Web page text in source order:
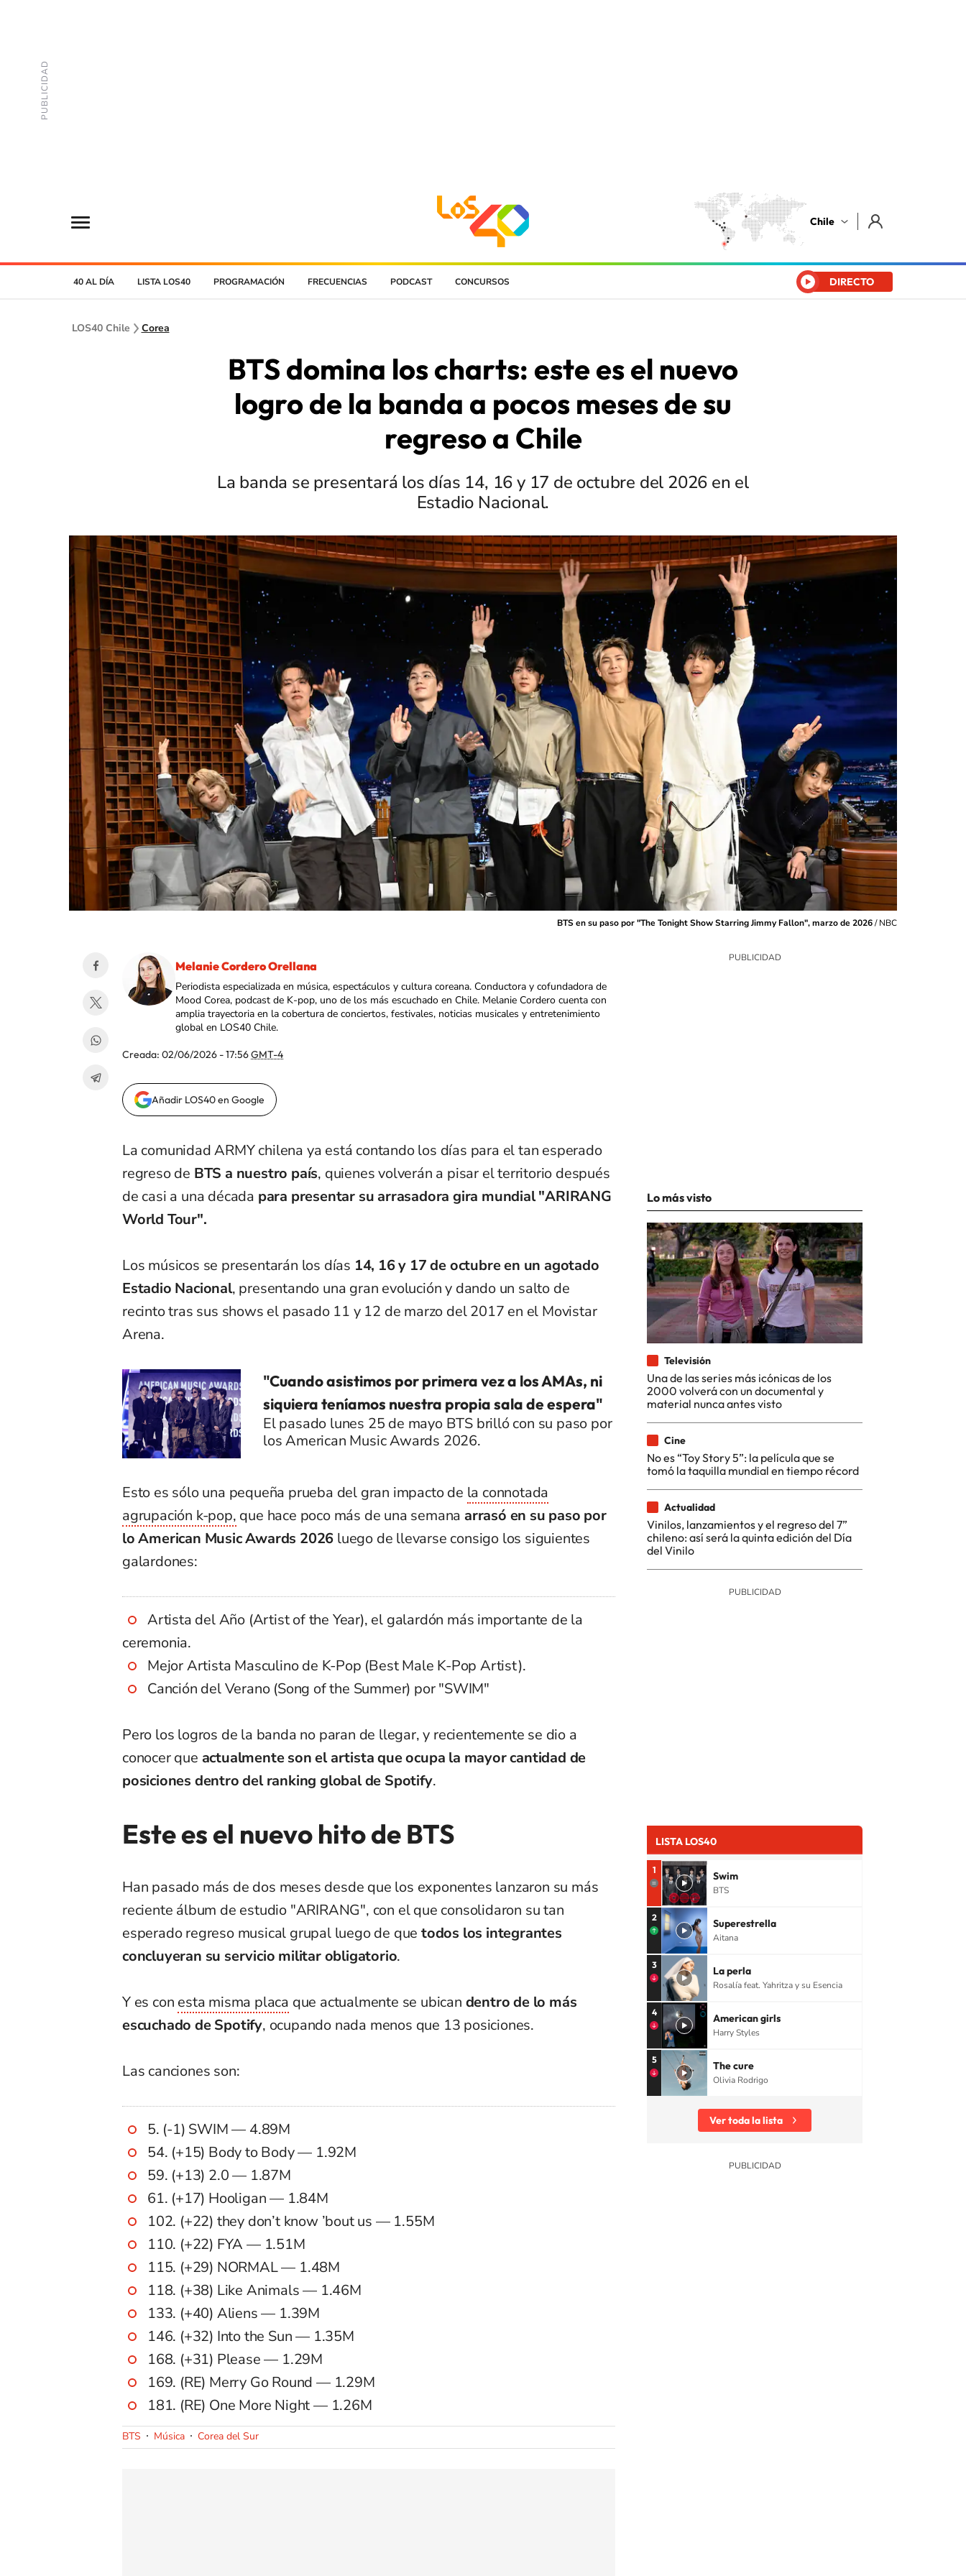
Chile
40 AL DÍA LISTA LOS40 PROGRAMACIÓN FRECUENCIAS PODCAST CONCURSOS DIRECTO
LOS40 Chile Corea
BTS domina los charts: este es el nuevo
logro de la banda a pocos meses de su
regreso a Chile
La banda se presentará los días 14, 16 y 17 de octubre del 2026 en el
Estadio Nacional.
BTS en su paso por "The Tonight Show Starring Jimmy Fallon", marzo de 2026/NBC
Melanie Cordero Orellana
Periodista especializada en música, espectáculos y cultura coreana. Conductora y cofundadora de
Mood Corea, podcast de K-pop, uno de los más escuchado en Chile. Melanie Cordero cuenta con
amplia trayectoria en la cobertura de conciertos, festivales, noticias musicales y entretenimiento
global en LOS40 Chile.
Creada: 02/06/2026 - 17:56GMT-4
Añadir LOS40 en Google
La comunidad ARMY chilena ya está contando los días para el tan esperado
regreso de BTS a nuestro país, quienes volverán a pisar el territorio después
de casi a una década para presentar su arrasadora gira mundial "ARIRANG
World Tour".
Los músicos se presentarán los días 14, 16 y 17 de octubre en un agotado
Estadio Nacional, presentando una gran evolución y dando un salto de
recinto tras sus shows el pasado 11 y 12 de marzo del 2017 en el Movistar
Arena.
"Cuando asistimos por primera vez a los AMAs, ni
siquiera teníamos nuestra propia sala de espera"
El pasado lunes 25 de mayo BTS brilló con su paso por
los American Music Awards 2026.
Esto es sólo una pequeña prueba del gran impacto de la connotada
agrupación k-pop, que hace poco más de una semana arrasó en su paso por
lo American Music Awards 2026 luego de llevarse consigo los siguientes
galardones:
Artista del Año (Artist of the Year), el galardón más importante de la
ceremonia.
Mejor Artista Masculino de K-Pop (Best Male K-Pop Artist).
Canción del Verano (Song of the Summer) por "SWIM"
Pero los logros de la banda no paran de llegar, y recientemente se dio a
conocer que actualmente son el artista que ocupa la mayor cantidad de
posiciones dentro del ranking global de Spotify.
Este es el nuevo hito de BTS
Han pasado más de dos meses desde que los exponentes lanzaron su más
reciente álbum de estudio "ARIRANG", con el que consolidaron su tan
esperado regreso musical grupal luego de que todos los integrantes
concluyeran su servicio militar obligatorio.
Y es con esta misma placa que actualmente se ubican dentro de lo más
escuchado de Spotify, ocupando nada menos que 13 posiciones.
Las canciones son:
5. (-1) SWIM — 4.89M
54. (+15) Body to Body — 1.92M
59. (+13) 2.0 — 1.87M
61. (+17) Hooligan — 1.84M
102. (+22) they don’t know ’bout us — 1.55M
110. (+22) FYA — 1.51M
115. (+29) NORMAL — 1.48M
118. (+38) Like Animals — 1.46M
133. (+40) Aliens — 1.39M
146. (+32) Into the Sun — 1.35M
168. (+31) Please — 1.29M
169. (RE) Merry Go Round — 1.29M
181. (RE) One More Night — 1.26M
BTS Música Corea del Sur
Lo más visto
Televisión
Una de las series más icónicas de los
2000 volverá con un documental y
material nunca antes visto
Cine
No es “Toy Story 5”: la película que se
tomó la taquilla mundial en tiempo récord
Actualidad
Vinilos, lanzamientos y el regreso del 7”
chileno: así será la quinta edición del Día
del Vinilo
LISTA LOS40
1 Swim
BTS
2 Superestrella
Aitana
3 La perla
Rosalía feat. Yahritza y su Esencia
4 American girls
Harry Styles
5 The cure
Olivia Rodrigo
Ver toda la lista